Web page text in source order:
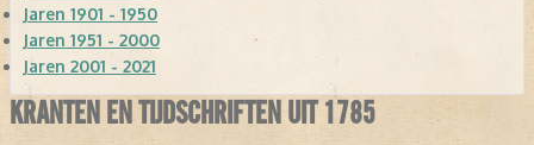
Jaren 1901 - 1950
Jaren 1951 - 2000
Jaren 2001 - 2021
KRANTEN EN TIJDSCHRIFTEN UIT 1785